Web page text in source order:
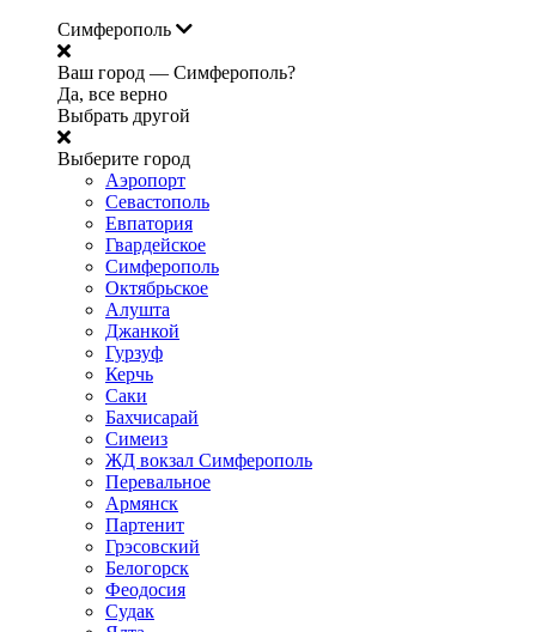
Симферополь
Ваш город — Симферополь?
Да, все верно
Выбрать другой
Выберите город
Аэропорт
Севастополь
Евпатория
Гвардейское
Симферополь
Октябрьское
Алушта
Джанкой
Гурзуф
Керчь
Саки
Бахчисарай
Симеиз
ЖД вокзал Симферополь
Перевальное
Армянск
Партенит
Грэсовский
Белогорск
Феодосия
Судак